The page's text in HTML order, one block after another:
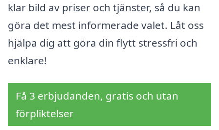
klar bild av priser och tjänster, så du kan
göra det mest informerade valet. Låt oss
hjälpa dig att göra din flytt stressfri och
enklare!
Få 3 erbjudanden, gratis och utan
förpliktelser